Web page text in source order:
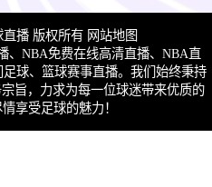
直播 版权所有 网站地图
、NBA免费在线高清直播、NBA直
球、篮球赛事直播。我们始终秉持
旨，力求为每一位球迷带来优质的
享受足球的魅力！